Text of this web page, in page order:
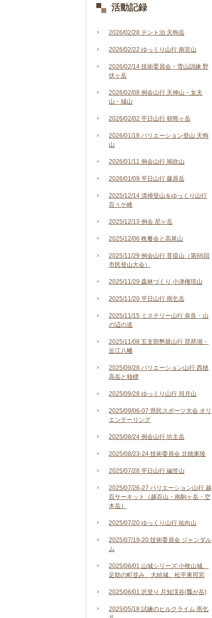
活動記録
2026/02/28 テント泊 天狗岳
2026/02/22 ゆっくり山行 南宮山
2026/02/14 技術委員会・雪山訓練 野
伏ヶ岳
2026/02/08 例会山行 天神山・女夫
山・城山
2026/02/02 平日山行 朝熊ヶ岳
2026/01/18 バリエーション登山 天狗
山
2026/01/11 例会山行 鳩吹山
2026/01/09 平日山行 藤原岳
2025/12/14 清掃登山＆ゆっくり山行
百々ケ峰
2025/12/13 例会 尼ヶ岳
2025/12/06 晩餐会と高尾山
2025/11/29 例会山行 菩提山（第66回
市民登山大会）
2025/11/29 森林づくり 小津権現山
2025/11/20 平日山行 雨乞岳
2025/11/15 ミステリー山行 奈良・山
の辺の道
2025/11/08 五支部懇親山行 琵琶湖・
近江八幡
2025/09/28 バリエーション山行 西穂
高岳と独標
2025/09/28 ゆっくり山行 貝月山
2025/09/06-07 県民スポーツ大会 オリ
エンテーリング
2025/08/24 例会山行 坊主岳
2025/08/23-24 技術委員会 北穂東陵
2025/07/28 平日山行 編笠山
2025/07/26-27 バリエーション山行 越
百サーキット（越百山・南駒ヶ岳・空
木岳）
2025/07/20 ゆっくり山行 祐向山
2025/07/19-20 技術委員会 ジャンダル
ム
2025/06/01 山城シリーズ 小牧山城、
足助の町並み、大給城、松平東照宮
2025/06/01 沢登り 片知渓谷(瓢が岳)
2025/05/18 試練のヒルクライム 雨乞